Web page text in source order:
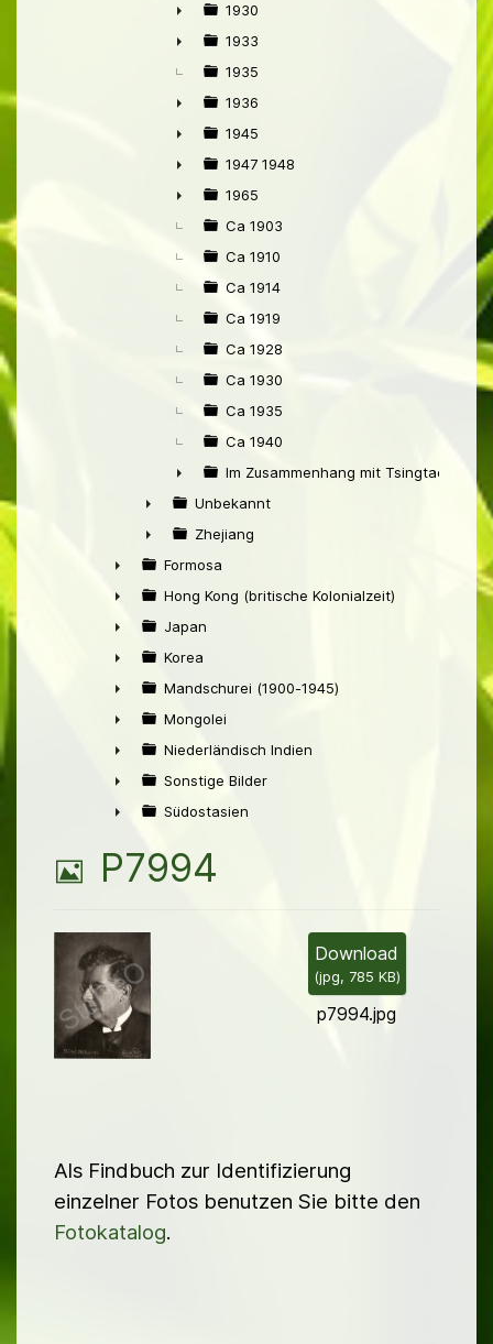
►
1930
►
1933
1935
►
1936
►
1945
►
1947 1948
►
1965
Ca 1903
Ca 1910
Ca 1914
Ca 1919
Ca 1928
Ca 1930
Ca 1935
Ca 1940
►
Im Zusammenhang mit Tsingtao
►
Unbekannt
►
Zhejiang
►
Formosa
►
Hong Kong (britische Kolonialzeit)
►
Japan
►
Korea
►
Mandschurei (1900-1945)
►
Mongolei
►
Niederländisch Indien
►
Sonstige Bilder
Südostasien
B
l
d
P7994
Download
(jpg, 785 KB)
p7994.jpg
Als Findbuch zur Identifizierung
einzelner Fotos benutzen Sie bitte den
Fotokatalog.